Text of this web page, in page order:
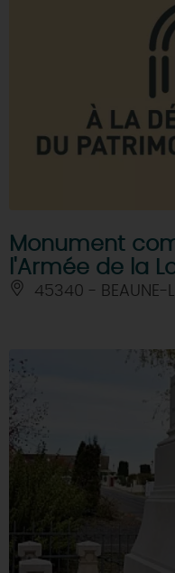
Monument
l'Armée de la
45340 - BEAUNE-